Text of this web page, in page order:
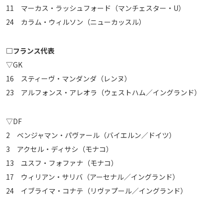
11 マーカス・ラッシュフォード（マンチェスター・U）
24 カラム・ウィルソン（ニューカッスル）
□フランス代表
▽GK
16 スティーヴ・マンダンダ（レンヌ）
23 アルフォンス・アレオラ（ウェストハム／イングランド）
▽DF
2 ベンジャマン・パヴァール（バイエルン／ドイツ）
3 アクセル・ディサシ（モナコ）
13 ユスフ・フォファナ（モナコ）
17 ウィリアン・サリバ（アーセナル／イングランド）
24 イブライマ・コナテ（リヴァプール／イングランド）